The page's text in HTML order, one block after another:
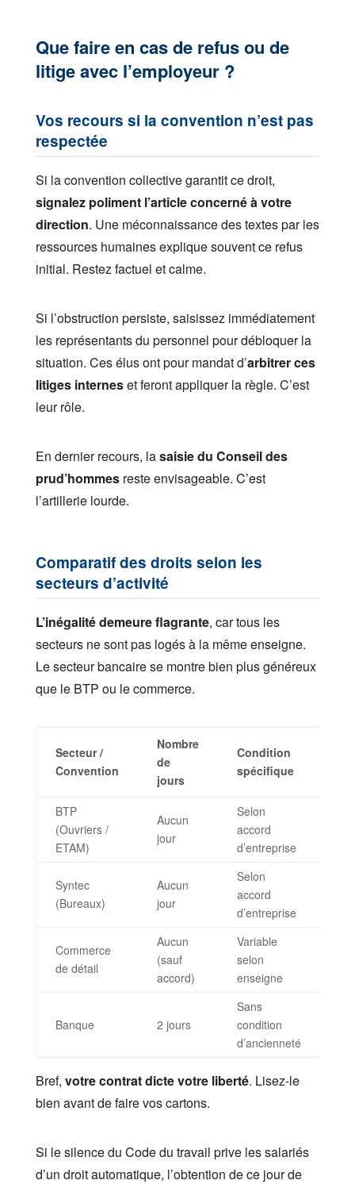
Que faire en cas de refus ou de
litige avec l’employeur ?
Vos recours si la convention n’est pas
respectée
Si la convention collective garantit ce droit,
signalez poliment l’article concerné à votre
direction. Une méconnaissance des textes par les
ressources humaines explique souvent ce refus
initial. Restez factuel et calme.
Si l’obstruction persiste, saisissez immédiatement
les représentants du personnel pour débloquer la
situation. Ces élus ont pour mandat d’arbitrer ces
litiges interneset feront appliquer la règle. C’est
leur rôle.
En dernier recours, lasaisie du Conseil des
prud’hommesreste envisageable. C’est
l’artillerie lourde.
Comparatif des droits selon les
secteurs d’activité
L’inégalité demeure flagrante, car tous les
secteurs ne sont pas logés à la même enseigne.
Le secteur bancaire se montre bien plus généreux
que le BTP ou le commerce.
Secteur /
Convention
Nombre
de
jours
Condition
spécifique
BTP
(Ouvriers /
ETAM)
Aucun
jour
Selon
accord
d’entreprise
Syntec
(Bureaux)
Aucun
jour
Selon
accord
d’entreprise
Commerce
de détail
Aucun
(sauf
accord)
Variable
selon
enseigne
Banque 2 jours
Sans
condition
d’ancienneté
Bref, votre contrat dicte votre liberté. Lisez-le
bien avant de faire vos cartons.
Si le silence du Code du travail prive les salariés
d’un droit automatique, l’obtention de ce jour de